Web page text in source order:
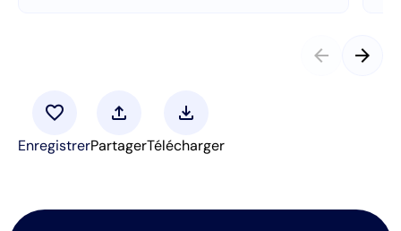
arrow_back arrow_forward
favorite
Enregistrer
upload
Partager
download
Télécharger